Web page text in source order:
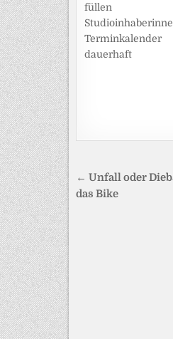
füllen
Terminkalender
dauerhaft
← Unfall oder
das Bike